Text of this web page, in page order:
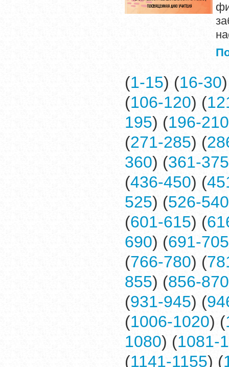
(1-15) (16-30
(106-120) (
195) (196-210
(271-285) (
360) (361-375
(436-450) (
525) (526-540
(601-615) (
690) (691-705
(766-780) (
855) (856-870
(931-945) (
(1006-1020) (
1080) (1081-
(1141-1155) (